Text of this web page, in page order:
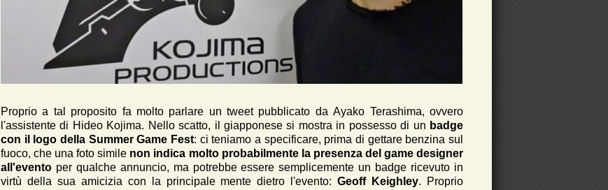
Proprio a tal proposito fa molto parlare un tweet pubblicato da Ayako Terashima, ovvero
l'assistente di Hideo Kojima. Nello scatto, il giapponese si mostra in possesso di un badge
con il logo della Summer Game Fest: ci teniamo a specificare, prima di gettare benzina sul
fuoco, che una foto simile non indica molto probabilmente la presenza del game designer
all'evento per qualche annuncio, ma potrebbe essere semplicemente un badge ricevuto in
virtù della sua amicizia con la principale mente dietro l'evento:Geoff Keighley. Proprio